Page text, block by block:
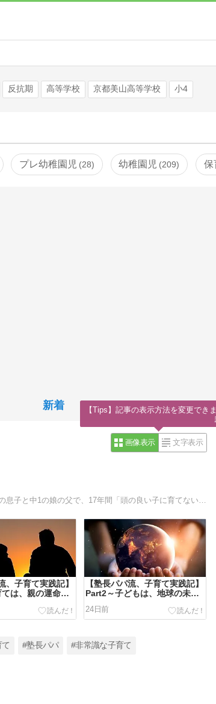
反抗期 高等学校 京都美山高等学校 小4
プレ幼稚園児 28 幼稚園児 209 保
新着
画像表示 文字表示
、子育て実践記】
は、親の運命を
【塾長パパ流、子育て実践記】
Part2～子どもは、地球の未来
そのもの～
24日前
#塾長パパ #非常識な子育て
【Tips】記事の表示方法を変更できま